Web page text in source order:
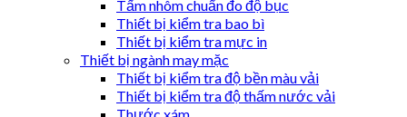
Tấm nhôm chuẩn đo độ bục
Thiết bị kiểm tra bao bì
Thiết bị kiểm tra mực in
Thiết bị ngành may mặc
Thiết bị kiểm tra độ bền màu vải
Thiết bị kiểm tra độ thấm nước vải